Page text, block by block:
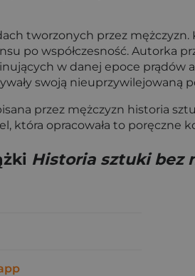
tworzonych przez
po współczesność. Autorka
w danej epoce
swoją nieuprzywilejowaną
przez mężczyzn historia
która opracowała to
Historia sztuki bez